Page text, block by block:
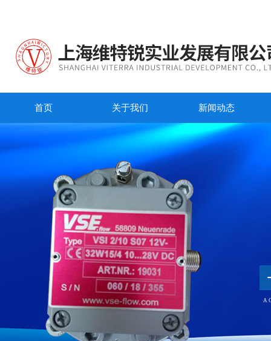
首页 关于我们 新闻动态